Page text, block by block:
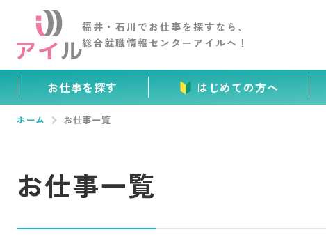
福井・石川でお仕事を探すなら、
総合就職情報センター アイルへ！
お仕事を探す はじめての方へ
ホーム お仕事一覧
お仕事一覧